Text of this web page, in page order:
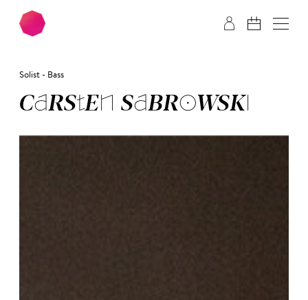
Zum Hauptinhalt springen Zum Footer springen
Solist - Bass
CARS­TEN SA­BROW­SKI